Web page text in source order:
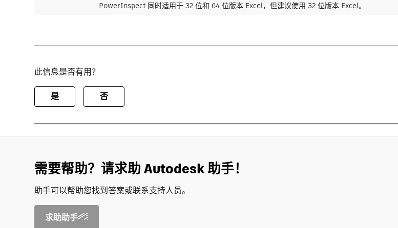
PowerInspect 同时适用于 32 位和 64 位版本 Excel，但建议使用 32 位版本 Excel。
此信息是否有用？
是 否
需要帮助？请求助 Autodesk 助手！
助手可以帮助您找到答案或联系支持人员。
求助助手